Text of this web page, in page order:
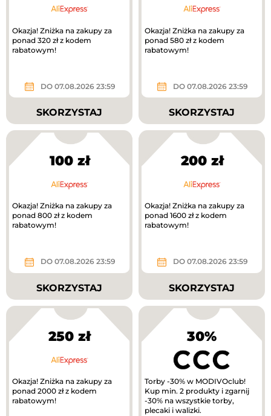
Okazja! Zniżka na zakupy za
ponad 320 zł z kodem
rabatowym!
DO 07.08.2026 23:59
SKORZYSTAJ
Okazja! Zniżka na zakupy za
ponad 580 zł z kodem
rabatowym!
DO 07.08.2026 23:59
SKORZYSTAJ
100 zł
Okazja! Zniżka na zakupy za
ponad 800 zł z kodem
rabatowym!
DO 07.08.2026 23:59
SKORZYSTAJ
200 zł
Okazja! Zniżka na zakupy za
ponad 1600 zł z kodem
rabatowym!
DO 07.08.2026 23:59
SKORZYSTAJ
250 zł
Okazja! Zniżka na zakupy za
ponad 2000 zł z kodem
rabatowym!
30%
Torby -30% w MODIVOclub!
Kup min. 2 produkty i zgarnij
-30% na wszystkie torby,
plecaki i walizki.